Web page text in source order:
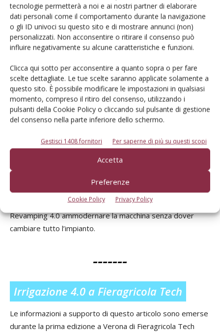
tecnologie permetterà a noi e ai nostri partner di elaborare
dati personali come il comportamento durante la navigazione
o gli ID univoci su questo sito e di mostrare annunci (non)
personalizzati. Non acconsentire o ritirare il consenso può
influire negativamente su alcune caratteristiche e funzioni.
Clicca qui sotto per acconsentire a quanto sopra o per fare
scelte dettagliate. Le tue scelte saranno applicate solamente a
questo sito. È possibile modificare le impostazioni in qualsiasi
momento, compreso il ritiro del consenso, utilizzando i
pulsanti della Cookie Policy o cliccando sul pulsante di gestione
del consenso nella parte inferiore dello schermo.
Gestisci 1408 fornitori Per saperne di più su questi scopi
Accetta
Preferenze
Cookie Policy Privacy Policy
sempre interconnesso, con funzioni gestibili da un portale
internet o da una App per smartphone. Pertanto, servono
apparecchiature che permettano la connessione a una rete
dati delle diverse componenti dell’impianto. Allo stesso
un server remoto. In questo contesto, gli impianti
meccanizzati cono quelli che si prestano meglio allo scopo.
È necessario geolocalizzare le macchine per individuarle
all’interno dell’appezzamento e cogliere le loro posizioni. La
geolocalizzazione permette anche di acquisire il
monitoraggio delle intere operazioni».
Da un punto di vista economico, dati gli elevati costi, sono
previsti incentivi per agevolare l’introduzione di innovazioni
tecnologiche per l’agricoltura 4.0 con benefici fiscali anche
per l’acquisto di impianti di irrigazione. È possibile tramite
Revamping 4.0 ammodernare la macchina senza dover
cambiare tutto l’impianto.
-------
Irrigazione 4.0 a Fieragricola Tech
Le informazioni a supporto di questo articolo sono emerse
durante la prima edizione a Verona di Fieragricola Tech